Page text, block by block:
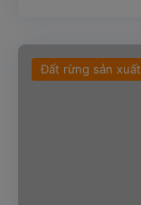
Đất rừng sản xuất